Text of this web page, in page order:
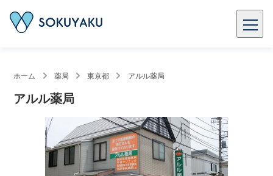
ホーム 薬局 東京都 アルル薬局
アルル薬局